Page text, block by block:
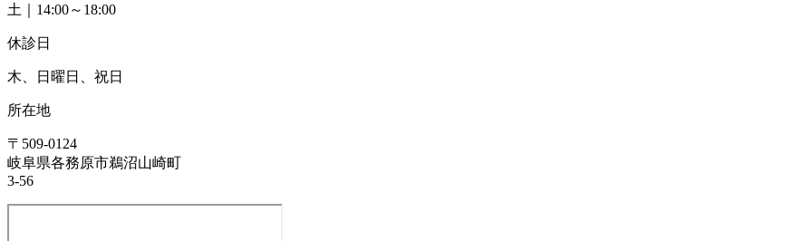
土｜14:00～18:00
休診日
木、日曜日、祝日
所在地
〒509-0124
岐阜県各務原市鵜沼山崎町
3-56